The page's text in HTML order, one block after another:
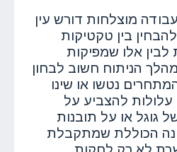
מוצלחות דורש עין
בין טקטיקות
אלו שמפיקות
הניתוח חשוב לבחון
נטשו או שינו
עלולות להצביע על
גוגל או על תובנות
הכוללת שמתקבלת